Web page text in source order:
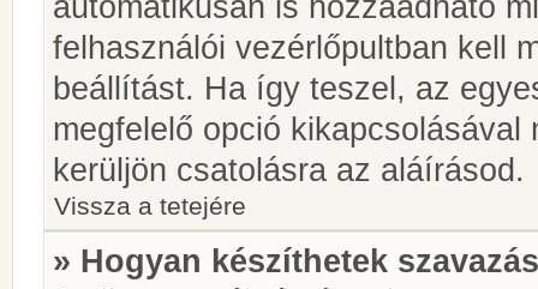
felhasználói vezérlőpultban kell
beállítást. Ha így teszel, az
megfelelő opció
kerüljön csatolásra az aláírásod.
Vissza a tetejére
» Hogyan készíthetek